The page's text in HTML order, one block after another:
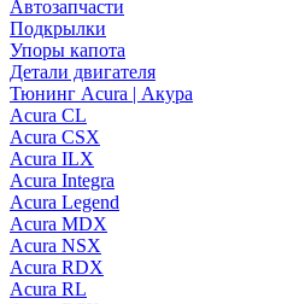
Автозапчасти
Подкрылки
Упоры капота
Детали двигателя
Тюнинг Acura | Акура
Acura CL
Acura CSX
Acura ILX
Acura Integra
Acura Legend
Acura MDX
Acura NSX
Acura RDX
Acura RL